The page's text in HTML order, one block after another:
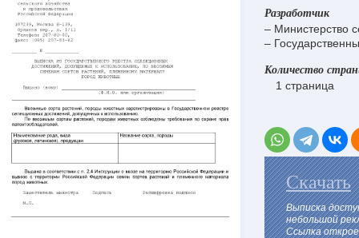
Разработчик
– Министерство
–
Количество
1 страница
Скачать
Выписка
небольшой
Ссылка